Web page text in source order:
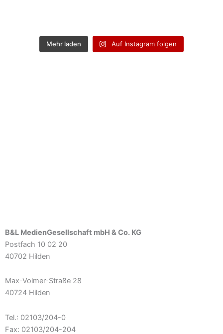
Mehr laden Auf Instagram folgen
B&L MedienGesellschaft mbH & Co. KG
Postfach 10 02 20
40702 Hilden
Max-Volmer-Straße 28
40724 Hilden
Tel.: 02103/204-0
Fax: 02103/204-204